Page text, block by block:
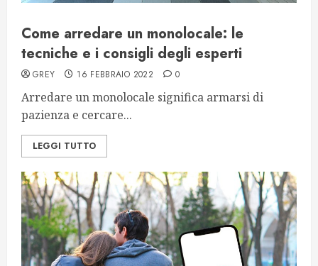
Come arredare un monolocale: le
tecniche e i consigli degli esperti
GREY 16 FEBBRAIO 2022 0
Arredare un monolocale significa armarsi di
pazienza e cercare...
LEGGI TUTTO